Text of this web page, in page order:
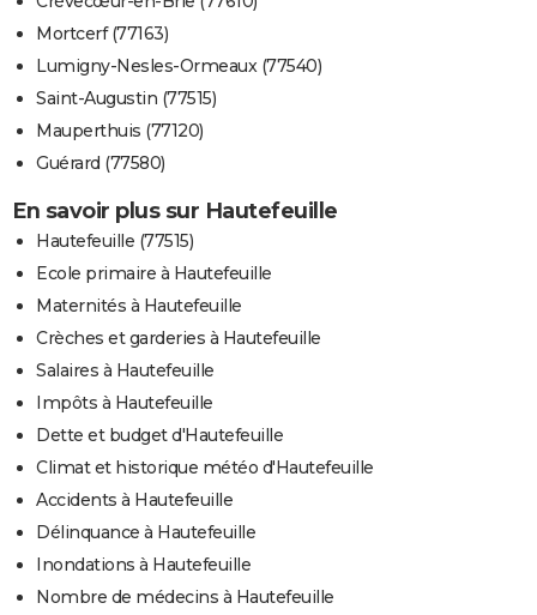
Mortcerf (77163)
Lumigny-Nesles-Ormeaux (77540)
Saint-Augustin (77515)
Mauperthuis (77120)
Guérard (77580)
En savoir plus sur Hautefeuille
Hautefeuille (77515)
Ecole primaire à Hautefeuille
Maternités à Hautefeuille
Crèches et garderies à Hautefeuille
Salaires à Hautefeuille
Impôts à Hautefeuille
Dette et budget d'Hautefeuille
Climat et historique météo d'Hautefeuille
Accidents à Hautefeuille
Délinquance à Hautefeuille
Inondations à Hautefeuille
Nombre de médecins à Hautefeuille